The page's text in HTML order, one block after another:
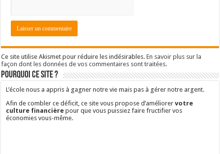
Ce site utilise Akismet pour réduire les indésirables.En savoir plus sur la
façon dont les données de vos commentaires sont traitées.
Pourquoi ce site ?
L’école nous a appris à gagner notre vie mais pas à gérer notre argent.
Afin de combler ce déficit, ce site vous propose d’améliorervotre
culture financière pour que vous puissiez faire fructifier vos
économies vous-même.